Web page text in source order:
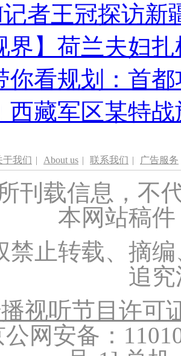
者王冠探访新
界】荷兰夫妇
你看规划：首
西藏军区某特
于我们 | About us | 联系我们 | 广告服务
刊载信息，不
本网站稿
禁止转载、摘
追
视听节目许可
网安备：